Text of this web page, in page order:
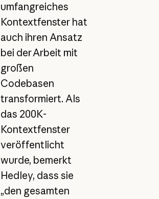
umfangreiches
Kontextfenster hat
auch ihren Ansatz
bei der Arbeit mit
großen
Codebasen
transformiert. Als
das 200K-
Kontextfenster
veröffentlicht
wurde, bemerkt
Hedley, dass sie
„den gesamten